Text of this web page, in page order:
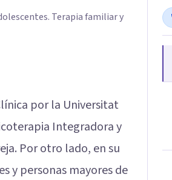
Terapia familiar y
por la Universitat
Integradora y
Por otro lado, en su
y personas mayores de